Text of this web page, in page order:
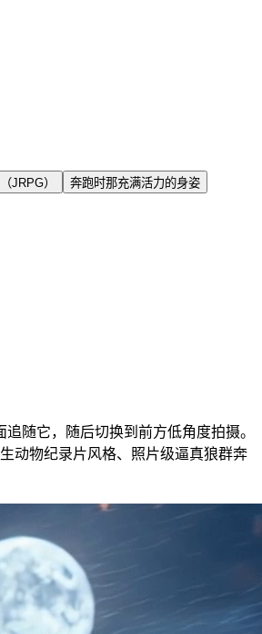
JRPG） 奔跑时那充满活力的身姿
随它，随后切换到前方低角度拍摄。
动物纪录片风格、照片级逼真狼群奔